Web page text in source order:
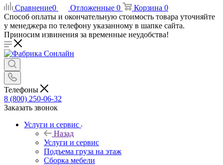
Сравнение0 Отложенные 0 Корзина 0
Способ оплаты и окончательную стоимость товара уточняйте
у менеджера по телефону указанному в шапке сайта.
Приносим извинения за временные неудобства!
Телефоны
8 (800) 250-06-32
Заказать звонок
Услуги и сервис
Назад
Услуги и сервис
Подъема груза на этаж
Сборка мебели